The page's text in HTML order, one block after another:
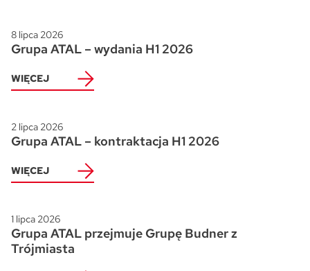
8 lipca 2026
Grupa ATAL – wydania H1 2026
WIĘCEJ
2 lipca 2026
Grupa ATAL – kontraktacja H1 2026
WIĘCEJ
1 lipca 2026
Grupa ATAL przejmuje Grupę Budner z
Trójmiasta